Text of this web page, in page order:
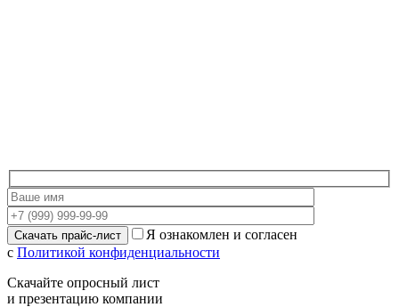
Я ознакомлен и согласен
с Политикой конфиденциальности
Скачайте опросный лист
и презентацию компании